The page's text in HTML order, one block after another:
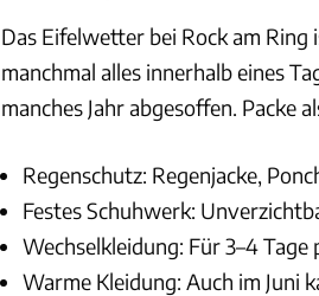
Das Eifelwetter bei Rock am
manchmal alles innerhalb eines
manches Jahr abgesoffen. Packe
Regenschutz: Regenjacke,
Festes Schuhwerk:
Wechselkleidung: Für 3–4 Tage
Warme Kleidung: Auch im Juni